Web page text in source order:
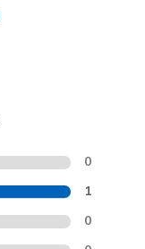
0
1
0